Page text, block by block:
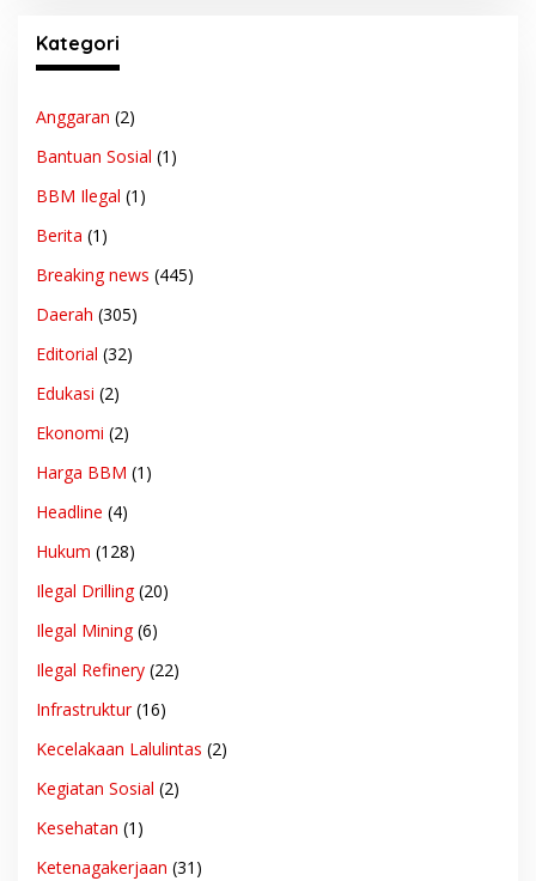
Kategori
Anggaran (2)
Bantuan Sosial (1)
BBM Ilegal (1)
Berita (1)
Breaking news (445)
Daerah (305)
Editorial (32)
Edukasi (2)
Ekonomi (2)
Harga BBM (1)
Headline (4)
Hukum (128)
Ilegal Drilling(20)
Ilegal Mining(6)
Ilegal Refinery (22)
Infrastruktur(16)
Kecelakaan Lalulintas (2)
Kegiatan Sosial (2)
Kesehatan (1)
Ketenagakerjaan (31)